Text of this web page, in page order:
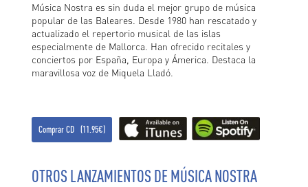
Música Nostra es sin duda el mejor grupo de música
popular de las Baleares. Desde 1980 han rescatado y
actualizado el repertorio musical de las islas
especialmente de Mallorca. Han ofrecido recitales y
conciertos por España, Europa y Ámerica. Destaca la
maravillosa voz de Miquela Lladó.
Comprar CD (11.95€)
OTROS LANZAMIENTOS DE MÚSICA NOSTRA